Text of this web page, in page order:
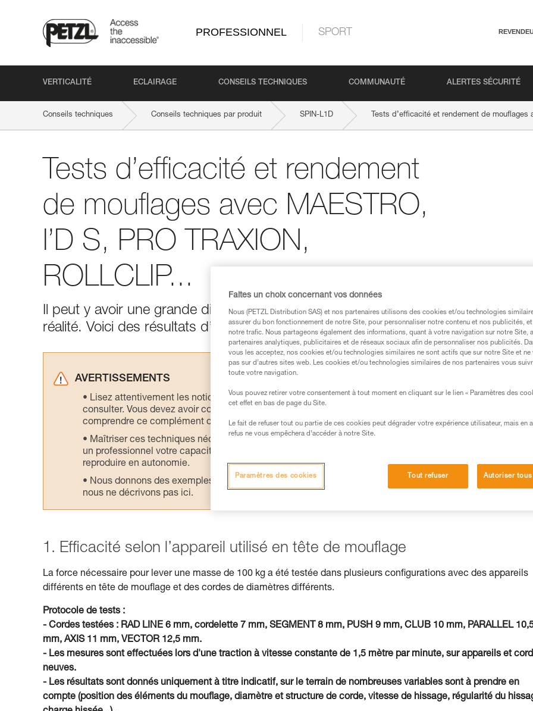
PROFESSIONNEL SPORT
VERTICALITÉ ECLAIRAGE CONSEILS TECHNIQUES COMMUNAUTÉ ALERTES SÉCURITÉ
Conseils techniques Conseils techniques par produit SPIN-L1D Tests d’efficacité et rendement de mouflages
Tests d’efficacité et rendement
de mouflages avec MAESTRO,
I’D S, PRO TRAXION,
ROLLCLIP...
Il peut y avoir une grande différence entre l’efficacité théorique d’un mouflage et
réalité. Voici des résultats d’essais réalisés au laboratoire Petzl.
AVERTISSEMENTS
Lisez attentivement les notices techniques des produits utilisés dans ce conseil avant de le
consulter. Vous devez avoir compris les informations de la notice technique pour pouvoir
comprendre ce complément d’informations.
Maîtriser ces techniques nécessite une formation et un entraînement spécifique. Validez avec
un professionnel votre capacité à refaire la manipulation, seul, en toute sécurité, avant de la
reproduire en autonomie.
Nous donnons des exemples de techniques liées à votre activité. Il peut en exister d’autres que
nous ne décrivons pas ici.
1. Efficacité selon l’appareil utilisé en tête de mouflage
La force nécessaire pour lever une masse de 100 kg a été testée dans plusieurs configurations avec des appareils
différents en tête de mouflage et des cordes de diamètres différents.
Protocole de tests :
- Cordes testées : RAD LINE 6 mm, cordelette 7 mm, SEGMENT 8 mm, PUSH 9 mm, CLUB 10 mm, PARALLEL
mm, AXIS 11 mm, VECTOR 12,5 mm.
- Les mesures sont effectuées lors d'une traction à vitesse constante de 1,5 mètre par minute, sur appareils et
neuves.
- Les résultats sont donnés uniquement à titre indicatif, sur le terrain de nombreuses variables sont à prendre en
compte (position des éléments du mouflage, diamètre et structure de corde, vitesse de hissage, régularité du
Faites un choix concernant vos données
Nous (PETZL Distribution SAS) et nos partenaires utilisons des cookies et/ou technologies
assurer du bon fonctionnement de notre Site, pour personnaliser notre contenu et nos publicités,
notre trafic. Nous partageons également des informations, quant à votre navigation sur notre Site,
partenaires analytiques, publicitaires et de réseaux sociaux afin de personnaliser nos publicités.
vous les acceptez, nos cookies et/ou technologies similaires ne sont actifs que sur notre Site et ne
pas sur d’autres sites web. Les cookies et/ou technologies similaires de nos partenaires vous
toute votre navigation.
Vous pouvez retirer votre consentement à tout moment en cliquant sur le lien « Paramètres des
cet effet en bas de page du Site.
Le fait de refuser tout ou partie de ces cookies peut dégrader votre expérience utilisateur, mais en
refus ne vous empêchera d’accéder à notre Site.
Tout refuser Autoriser
Paramètres des cookies